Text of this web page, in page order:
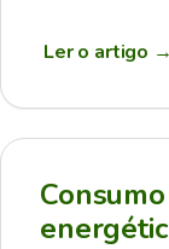
Ler o artigo →